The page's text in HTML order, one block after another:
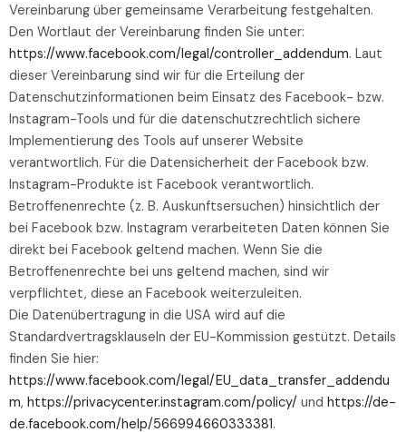
Vereinbarung über gemeinsame Verarbeitung festgehalten.
Den Wortlaut der Vereinbarung finden Sie unter:
https://www.facebook.com/legal/controller_addendum. Laut
dieser Vereinbarung sind wir für die Erteilung der
Datenschutzinformationen beim Einsatz des Facebook- bzw.
Instagram-Tools und für die datenschutzrechtlich sichere
Implementierung des Tools auf unserer Website
verantwortlich. Für die Datensicherheit der Facebook bzw.
Instagram-Produkte ist Facebook verantwortlich.
Betroffenenrechte (z. B. Auskunftsersuchen) hinsichtlich der
bei Facebook bzw. Instagram verarbeiteten Daten können Sie
direkt bei Facebook geltend machen. Wenn Sie die
Betroffenenrechte bei uns geltend machen, sind wir
verpflichtet, diese an Facebook weiterzuleiten.
Die Datenübertragung in die USA wird auf die
Standardvertragsklauseln der EU-Kommission gestützt. Details
finden Sie hier:
https://www.facebook.com/legal/EU_data_transfer_addendu
m, https://privacycenter.instagram.com/policy/ und https://de-
de.facebook.com/help/566994660333381.